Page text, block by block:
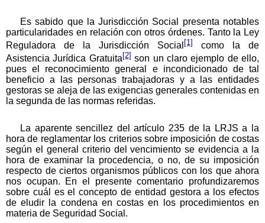
Es sabido que la Jurisdicción Social presenta notables
particularidades en relación con otros órdenes. Tanto la Ley
Reguladora de la Jurisdicción Social [1]
como la de
Asistencia Jurídica Gratuita [2] son un claro ejemplo de ello,
pues el reconocimiento general e incondicionado de tal
beneficio a las personas trabajadoras y a las entidades
gestoras se aleja de las exigencias generales contenidas en
la segunda de las normas referidas.
La aparente sencillez del artículo 235 de la LRJS a la
hora de reglamentar los criterios sobre imposición de costas
según el general criterio del vencimiento se evidencia a la
hora de examinar la procedencia, o no, de su imposición
respecto de ciertos organismos públicos con los que ahora
nos ocupan. En el presente comentario profundizaremos
sobre cuál es el concepto de entidad gestora a los efectos
de eludir la condena en costas en los procedimientos en
materia de Seguridad Social.